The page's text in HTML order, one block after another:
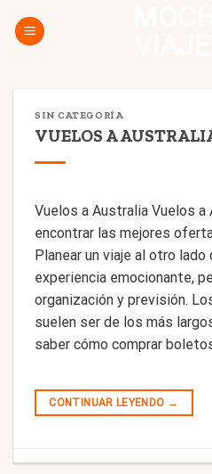
SIN CATEGORÍA
VUELOS A
Vuelos a Australia Vuelos a
encontrar las mejores
Planear un viaje al otro lado
experiencia emocionante,
organización y previsión.
suelen ser de los más
saber cómo comprar
CONTINUAR LEYENDO →